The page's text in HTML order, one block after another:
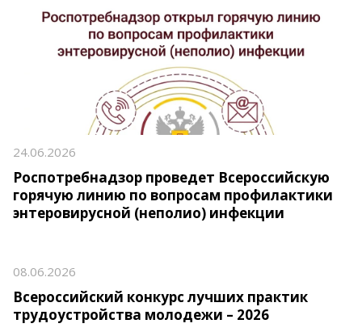
24.06.2026
Роспотребнадзор проведет Всероссийскую
горячую линию по вопросам профилактики
энтеровирусной (неполио) инфекции
08.06.2026
Всероссийский конкурс лучших практик
трудоустройства молодежи – 2026